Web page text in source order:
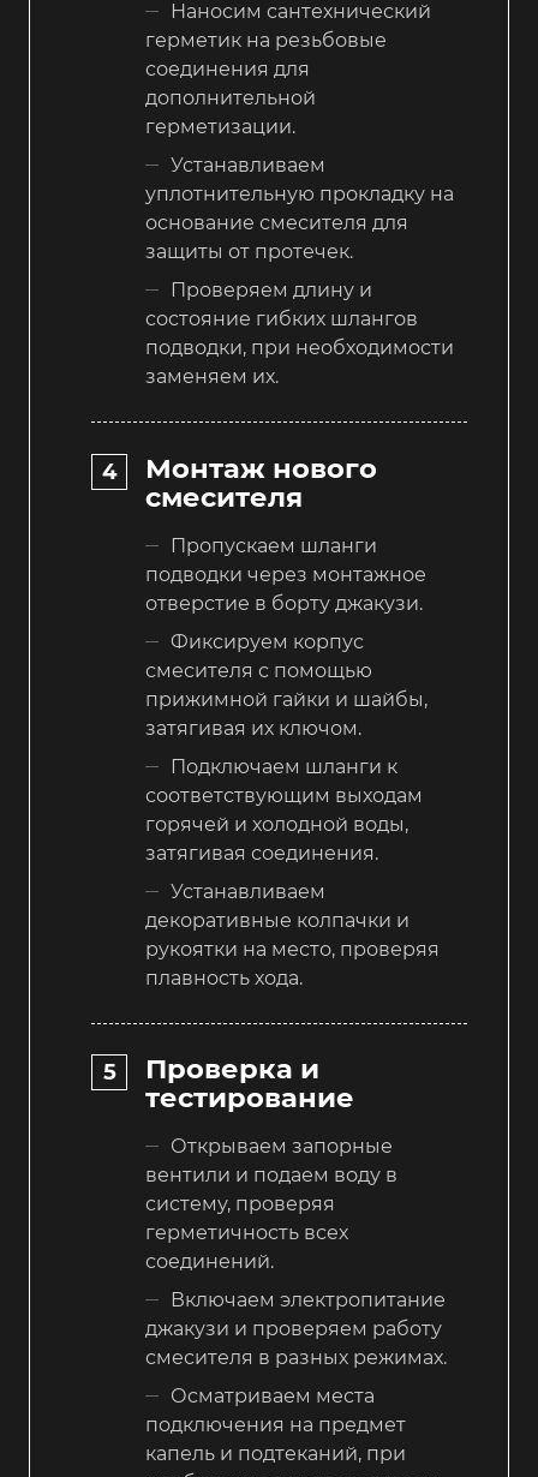
Наносим сантехнический
герметик на резьбовые
соединения для
дополнительной
герметизации.
Устанавливаем
уплотнительную прокладку на
основание смесителя для
защиты от протечек.
Проверяем длину и
состояние гибких шлангов
подводки, при необходимости
заменяем их.
Монтаж нового
смесителя
Пропускаем шланги
подводки через монтажное
отверстие в борту джакузи.
Фиксируем корпус
смесителя с помощью
прижимной гайки и шайбы,
затягивая их ключом.
Подключаем шланги к
соответствующим выходам
горячей и холодной воды,
затягивая соединения.
Устанавливаем
декоративные колпачки и
рукоятки на место, проверяя
плавность хода.
Проверка и
тестирование
Открываем запорные
вентили и подаем воду в
систему, проверяя
герметичность всех
соединений.
Включаем электропитание
джакузи и проверяем работу
смесителя в разных режимах.
Осматриваем места
подключения на предмет
капель и подтеканий, при